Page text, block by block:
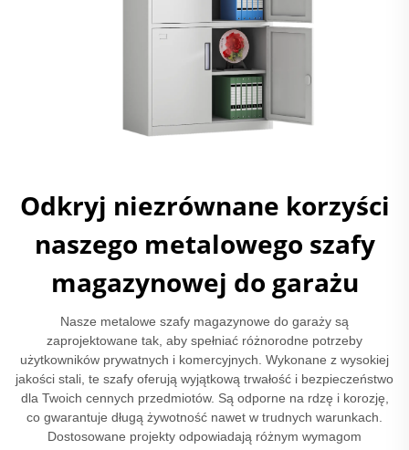
Odkryj niezrównane korzyści
naszego metalowego szafy
magazynowej do garażu
Nasze metalowe szafy magazynowe do garaży są
zaprojektowane tak, aby spełniać różnorodne potrzeby
użytkowników prywatnych i komercyjnych. Wykonane z wysokiej
jakości stali, te szafy oferują wyjątkową trwałość i bezpieczeństwo
dla Twoich cennych przedmiotów. Są odporne na rdzę i korozję,
co gwarantuje długą żywotność nawet w trudnych warunkach.
Dostosowane projekty odpowiadają różnym wymagom